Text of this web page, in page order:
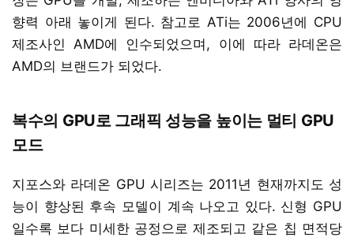
향력 아래 놓이게 된다. 참고로 ATi는 2006년에 CPU
제조사인 AMD에 인수되었으며, 이에 따라 라데온은
AMD의 브랜드가 되었다.
복수의 GPU로 그래픽 성능을 높이는 멀티 GPU
모드
지포스와 라데온 GPU 시리즈는 2011년 현재까지도 성
능이 향상된 후속 모델이 계속 나오고 있다. 신형 GPU
일수록 보다 미세한 공정으로 제조되고 같은 칩 면적당